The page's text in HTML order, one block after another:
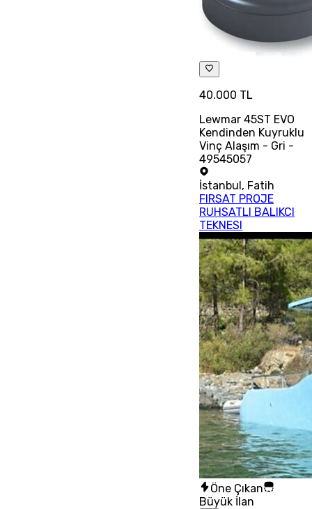
40.000 TL
Lewmar 45ST EVO
Kendinden Kuyruklu
Vinç Alaşım - Gri -
49545057
İstanbul, Fatih
FIRSAT PROJE
RUHSATLI BALIKCI
TEKNESI
Öne Çıkan
Büyük İlan